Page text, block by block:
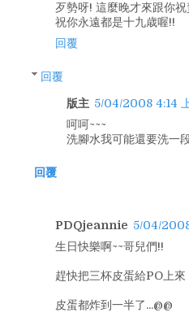
歹勢呀! 這麼晚才來跟你祝
祝你永遠都是十九歳喔!!
回覆
回覆
版主 5/04/2008 4:14
呵呵~~~
洗腳水我可能還要洗一段
回覆
PDQjeannie 5/04/
生日快樂啊~~哥兒們!!
趕快把三杯皮蛋給PO上來
皮蛋都炸到一半了...@@